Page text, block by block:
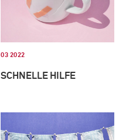
03 2022
SCHNELLE HILFE